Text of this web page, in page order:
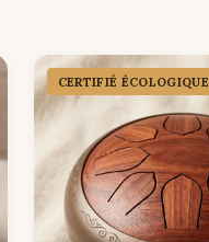
CERTIFIÉ ÉCOLOGIQUE